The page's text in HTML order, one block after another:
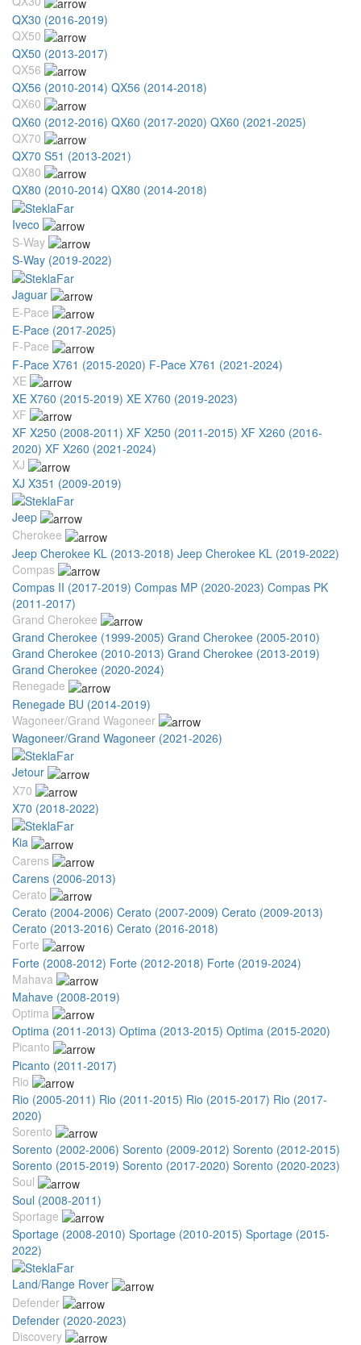
QX30 (2016-2019)
QX50
QX50 (2013-2017)
QX56
QX56 (2010-2014) QX56 (2014-2018)
QX60
QX60 (2012-2016) QX60 (2017-2020) QX60 (2021-2025)
QX70
QX70 S51 (2013-2021)
QX80
QX80 (2010-2014) QX80 (2014-2018)
Iveco
S-Way
S-Way (2019-2022)
Jaguar
E-Pace
E-Pace (2017-2025)
F-Pace
F-Pace X761 (2015-2020) F-Pace X761 (2021-2024)
XE
XE X760 (2015-2019) XE X760 (2019-2023)
XF
XF X250 (2008-2011) XF X250 (2011-2015) XF X260 (2016-
2020) XF X260 (2021-2024)
XJ
XJ X351 (2009-2019)
Jeep
Cherokee
Jeep Cherokee KL (2013-2018) Jeep Cherokee KL (2019-2022)
Compas
Compas II (2017-2019) Compas MP (2020-2023) Compas PK
(2011-2017)
Grand Cherokee
Grand Cherokee (1999-2005) Grand Cherokee (2005-2010)
Grand Cherokee (2010-2013) Grand Cherokee (2013-2019)
Grand Cherokee (2020-2024)
Renegade
Renegade BU (2014-2019)
Wagoneer/Grand Wagoneer
Wagoneer/Grand Wagoneer (2021-2026)
Jetour
X70
X70 (2018-2022)
Kia
Carens
Carens (2006-2013)
Cerato
Cerato (2004-2006) Cerato (2007-2009) Cerato (2009-2013)
Cerato (2013-2016) Cerato (2016-2018)
Forte
Forte (2008-2012) Forte (2012-2018) Forte (2019-2024)
Mahava
Mahave (2008-2019)
Optima
Optima (2011-2013) Optima (2013-2015) Optima (2015-2020)
Picanto
Picanto (2011-2017)
Rio
Rio (2005-2011) Rio (2011-2015) Rio (2015-2017) Rio (2017-
2020)
Sorento
Sorento (2002-2006) Sorento (2009-2012) Sorento (2012-2015)
Sorento (2015-2019) Sorento (2017-2020) Sorento (2020-2023)
Soul
Soul (2008-2011)
Sportage
Sportage (2008-2010) Sportage (2010-2015) Sportage (2015-
2022)
Land/Range Rover
Defender
Defender (2020-2023)
Discovery